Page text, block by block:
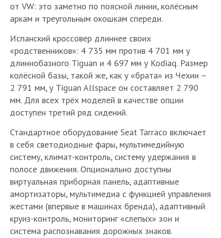
от VW: это заметно по поясной линии, колёсным
аркам и треугольным окошкам спереди.
Испанский кроссовер длиннее своих
«родственников»: 4 735 мм против 4 701 мм у
длиннобазного Tiguan и 4 697 мм у Kodiaq. Размер
колёсной базы, такой же, как у «брата» из Чехии –
2 791 мм, у Tiguan Allspace он составляет 2 790
мм. Для всех трёх моделей в качестве опции
доступен третий ряд сидений.
Стандартное оборудование Seat Tarraco включает
в себя светодиодные фары, мультимедийную
систему, климат-контроль, систему удержания в
полосе движения. Опционально доступны
виртуальная приборная панель, адаптивные
амортизаторы, мультимедиа с функцией управления
жестами (впервые в машинах бренда), адаптивный
круиз-контроль, мониторинг «слепых» зон и
система распознавания дорожных знаков.